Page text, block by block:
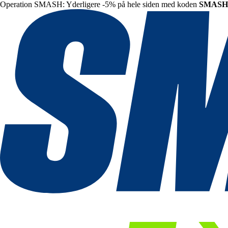
Operation SMASH: Yderligere -5% på hele siden med koden